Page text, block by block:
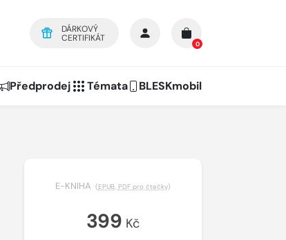
DÁRKOVÝ
CERTIFIKÁT
0
Předprodej Témata BLESKmobil
E-KNIHA (EPUB, PDF pro čtečky)
399 Kč